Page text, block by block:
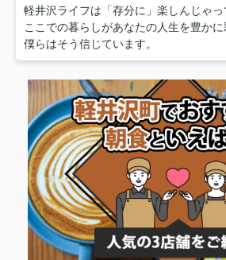
軽井沢ライフは「存分に」楽しんじゃっ
ここでの暮らしがあなたの人生を豊かに
僕らはそう信じています。